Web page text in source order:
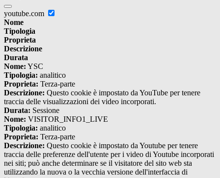
youtube.com
Nome
Tipologia
Proprieta
Descrizione
Durata
Nome: YSC
Tipologia: analitico
Proprieta: Terza-parte
Descrizione: Questo cookie è impostato da YouTube per tenere
traccia delle visualizzazioni dei video incorporati.
Durata: Sessione
Nome: VISITOR_INFO1_LIVE
Tipologia: analitico
Proprieta: Terza-parte
Descrizione: Questo cookie è impostato da Youtube per tenere
traccia delle preferenze dell'utente per i video di Youtube incorporati
nei siti; può anche determinare se il visitatore del sito web sta
utilizzando la nuova o la vecchia versione dell'interfaccia di